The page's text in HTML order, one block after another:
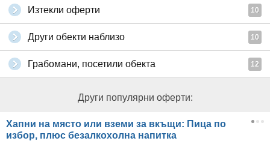
Изтекли оферти 10
Други обекти наблизо 10
Грабомани, посетили обекта 12
Други популярни оферти:
Хапни на място или вземи за вкъщи: Пица по
избор, плюс безалкохолна напитка